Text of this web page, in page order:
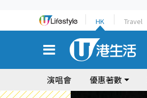
HK Travel
演唱會 優惠著數